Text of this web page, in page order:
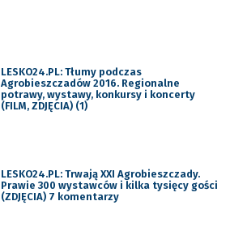
LESKO24.PL: Tłumy podczas
Agrobieszczadów 2016. Regionalne
potrawy, wystawy, konkursy i koncerty
(FILM, ZDJĘCIA) (1)
LESKO24.PL: Trwają XXI Agrobieszczady.
Prawie 300 wystawców i kilka tysięcy gości
(ZDJĘCIA) 7 komentarzy